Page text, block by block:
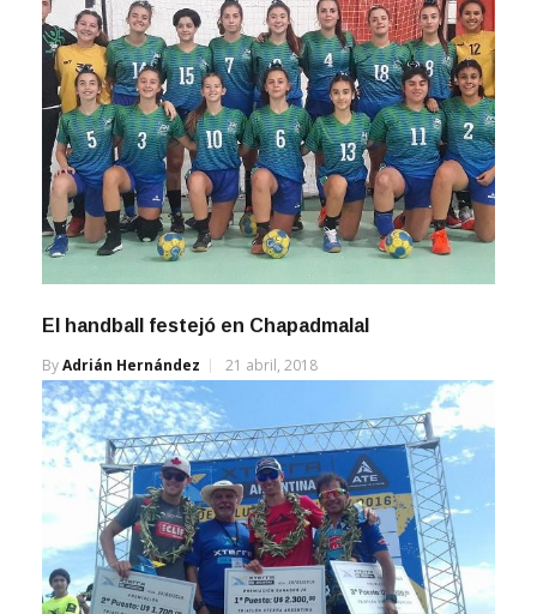
El handball festejó en Chapadmalal
ByAdrián Hernández 21 abril, 2018